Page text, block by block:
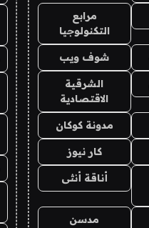
مرابع
التكنولوجيا
شوف ويب
الشرقية
الاقتصادية
مدونة كوكان
كار نيوز
أناقة أنثى
مدسن